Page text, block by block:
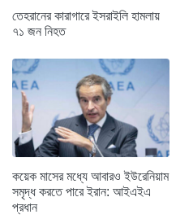
তেহরানের কারাগারে ইসরাইলি হামলায়
৭১ জন নিহত
কয়েক মাসের মধ্যে আবারও ইউরেনিয়াম
সমৃদ্ধ করতে পারে ইরান: আইএইএ
প্রধান